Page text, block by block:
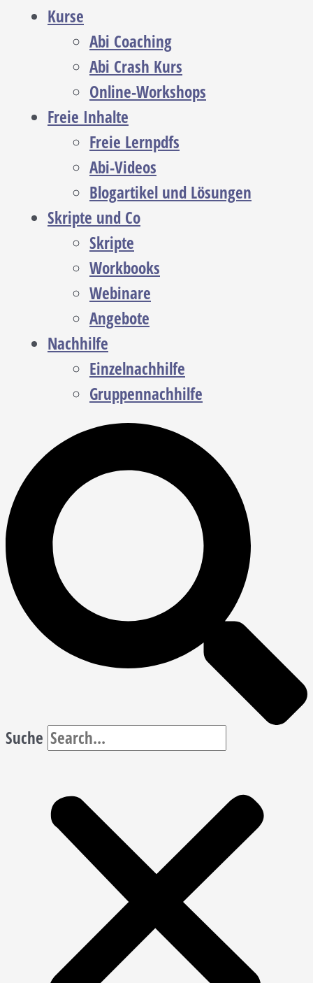
Kurse
Abi Coaching
Abi Crash Kurs
Online-Workshops
Freie Inhalte
Freie Lernpdfs
Abi-Videos
Blogartikel und Lösungen
Skripte und Co
Skripte
Workbooks
Webinare
Angebote
Nachhilfe
Einzelnachhilfe
Gruppennachhilfe
Suche